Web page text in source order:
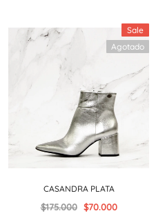
Sale
Agotado
CASANDRA PLATA
$175.000 $70.000